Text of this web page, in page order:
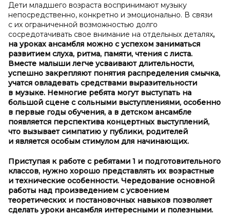
Дети младшего возраста воспринимают музыку
непосредственно, конкретно и эмоционально. В связи
с их ограниченной возможностью долго
сосредотачивать свое внимание на отдельных деталях,
на уроках ансамбля можно с успехом заниматься
развитием слуха, ритма, памяти, чтения с листа.
Вместе малыши легче усваивают длительности,
успешно закрепляют понятия распределения смычка,
учатся овладевать средствами выразительности
в музыке. Немногие ребята могут выступать на
большой сцене с сольными выступлениями, особенно
в первые годы обучения, а в детском ансамбле
появляется перспектива концертных выступлений,
что вызывает симпатию у публики, родителей
и является особым стимулом для начинающих.
Приступая к работе с ребятами 1 и подготовительного
классов, нужно хорошо представлять их возрастные
и технические особенности. Чередование основной
работы над произведением с усвоением
теоретических и постановочных навыков позволяет
сделать уроки ансамбля интересными и полезными.